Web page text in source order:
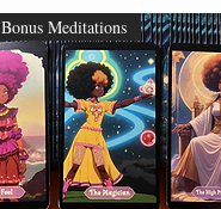
Bonus Meditations